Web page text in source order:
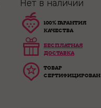
Нет в наличии
100% ГАРАНТИЯ
КАЧЕСТВА
БЕСПЛАТНАЯ
ДОСТАВКА
ТОВАР
СЕРТИФИЦИРОВАН